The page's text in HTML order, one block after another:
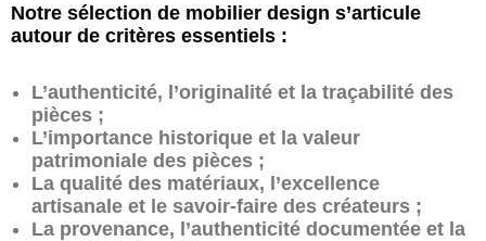
Notre sélection de mobilier design s’articule
autour de critères essentiels :
L’authenticité, l’originalité et la traçabilité des
pièces ;
L’importance historique et la valeur
patrimoniale des pièces ;
La qualité des matériaux, l’excellence
artisanale et le savoir-faire des créateurs ;
La provenance, l’authenticité documentée et la